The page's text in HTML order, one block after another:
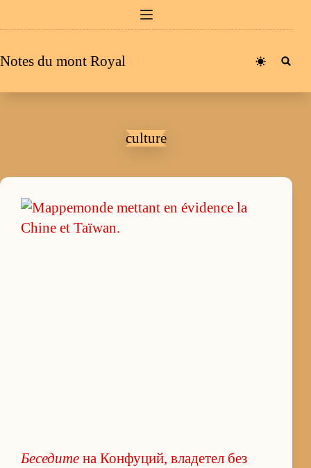
au
Notes du mont Royal
culture
Беседите на Конфуций, владетел без